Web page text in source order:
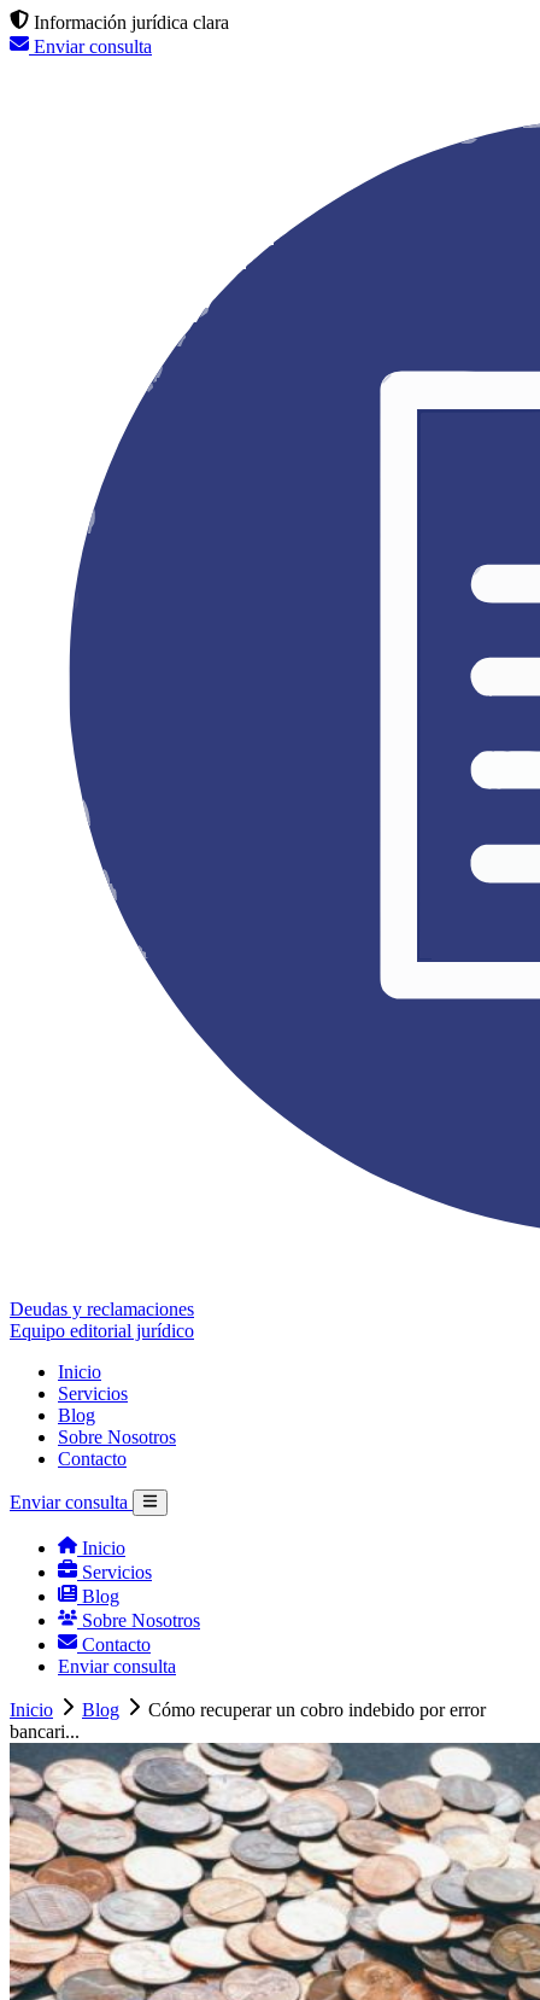
Información jurídica clara
Enviar consulta
Deudas y reclamaciones
Equipo editorial jurídico
Inicio
Servicios
Blog
Sobre Nosotros
Contacto
Enviar consulta
Inicio
Servicios
Blog
Sobre Nosotros
Contacto
Enviar consulta
Inicio Blog
Cómo recuperar un cobro indebido por error
bancari...